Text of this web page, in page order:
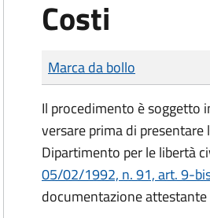
Costi
Tipo di pagamento
Importo
Marca da bollo
Il procedimento è soggetto
versare prima di
Dipartimento per le libertà
05/02/1992, n. 91, art. 9-
documentazione